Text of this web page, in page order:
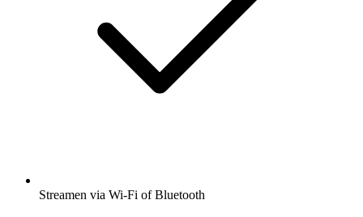
Streamen via Wi-Fi of Bluetooth